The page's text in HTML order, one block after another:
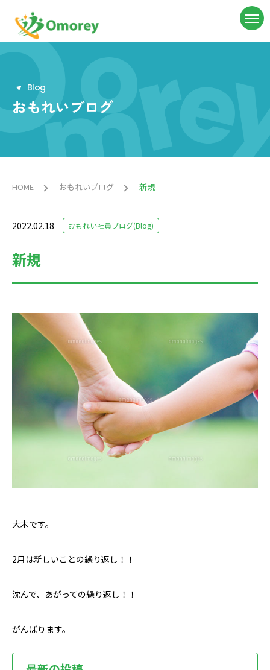
Blog
おもれいブログ
HOME おもれいブログ 新規
2022.02.18 おもれい社員ブログ(Blog)
新規
大木です。
2月は新しいことの繰り返し！！
沈んで、あがっての繰り返し！！
がんばります。